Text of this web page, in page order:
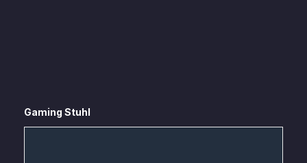
Gaming Stuhl